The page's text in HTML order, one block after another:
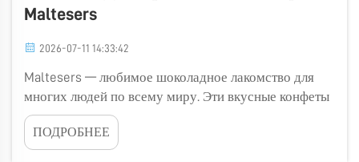
Maltesers
2026-07-11 14:33:42
Maltesers — любимое шоколадное лакомство для
многих людей по всему миру. Эти вкусные конфеты
имеют хрустящую начинку из солода, покрытую
гладким шоколадом. Задумывались ли вы когда-
нибудь о том, как их производят? Шоколадный
ПОДРОБНЕЕ